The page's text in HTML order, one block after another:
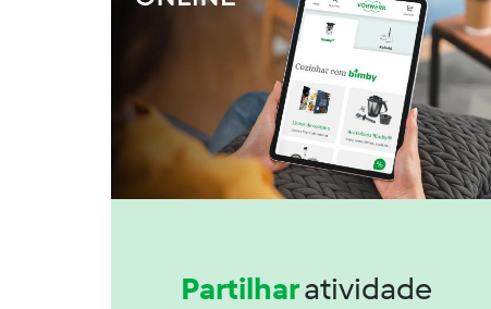
Partilharatividade